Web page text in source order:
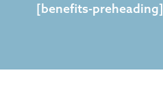
[benefits-preheading]